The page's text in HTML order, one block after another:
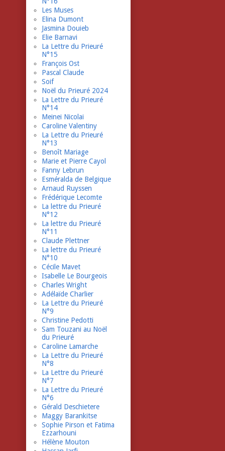
Les Muses
Elina Dumont
Jasmina Douieb
Elie Barnavi
La Lettre du Prieuré
N°15
François Ost
Pascal Claude
Soif
Noël du Prieuré 2024
La Lettre du Prieuré
N°14
Meinei Nicolai
Caroline Valentiny
La Lettre du Prieuré
N°13
Benoît Mariage
Marie et Pierre Cayol
Fanny Lebrun
Esméralda de Belgique
Arnaud Ruyssen
Frédérique Lecomte
La lettre du Prieuré
N°12
La lettre du Prieuré
N°11
Claude Plettner
La lettre du Prieuré
N°10
Cécile Mavet
Isabelle Le Bourgeois
Charles Wright
Adélaïde Charlier
La Lettre du Prieuré
N°9
Christine Pedotti
Sam Touzani au Noël
du Prieuré
Caroline Lamarche
La Lettre du Prieuré
N°8
La Lettre du Prieuré
N°7
La Lettre du Prieuré
N°6
Gérald Deschietere
Maggy Barankitse
Sophie Pirson et Fatima
Ezzarhouni
Hélène Mouton